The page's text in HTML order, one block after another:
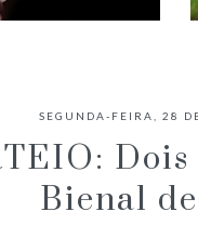
-
SEGUNDA-FEIRA, 28
Dois
Bienal